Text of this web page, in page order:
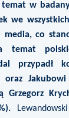
w
we
co
temat
przypadł
oraz Jakubowi
Grzegorz